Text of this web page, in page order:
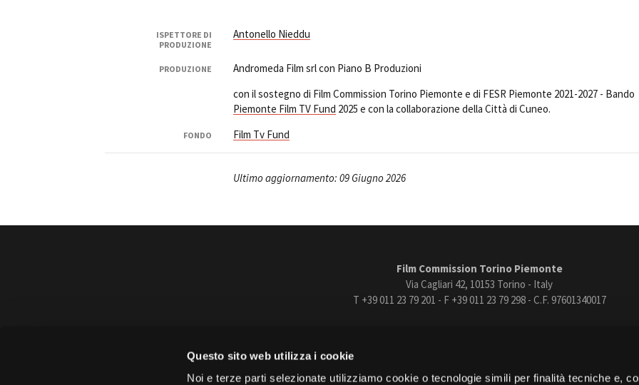
Questo sito web utilizza i cookie
Noi e terze parti selezionate utilizziamo cookie o tecnologie simili per finalità tecniche e,
ISPETTORE DI
PRODUZIONE
Antonello Nieddu
PRODUZIONE
Andromeda Film srl con Piano B Produzioni
con il sostegno di Film Commission Torino Piemonte e di FESR Piemonte 2021-2027 - Bando
Piemonte Film TV Fund 2025 e con la collaborazione della Città di Cuneo.
FONDO Film Tv Fund
Ultimo aggiornamento: 09 Giugno 2026
Film Commission Torino Piemonte
Via Cagliari 42, 10153 Torino - Italy
T +39 011 23 79 201 - F +39 011 23 79 298 - C.F. 97601340017
FacebookInstagramYoutubeVimeo